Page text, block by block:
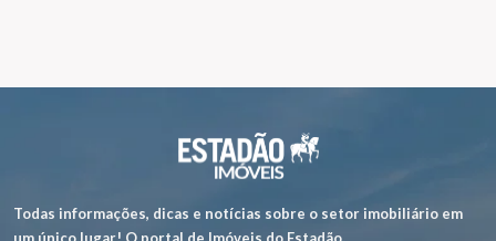
Todas informações, dicas e notícias sobre o setor imobiliário em